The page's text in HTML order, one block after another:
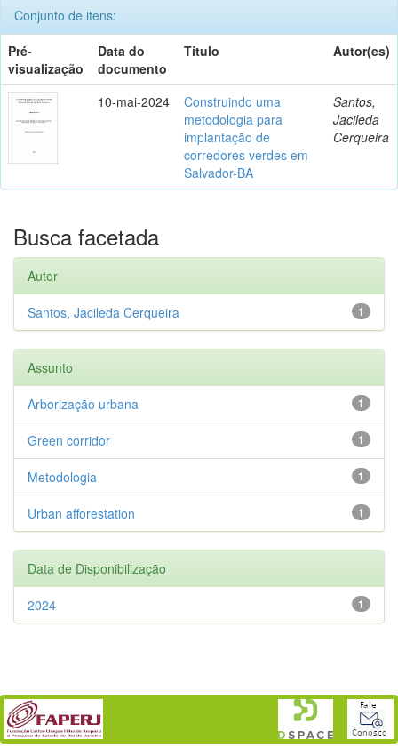
Conjunto de itens:
Pré-
visualização
Data do
documento
Título Autor(es)
10-mai-2024
Construindo uma
metodologia para
implantação de
corredores verdes em
Salvador-BA
Santos,
Jacileda
Cerqueira
Busca facetada
Autor
1
Santos, Jacileda Cerqueira
Assunto
1
Arborização urbana
1
Green corridor
1
Metodologia
1
Urban afforestation
Data de Disponibilização
1
2024